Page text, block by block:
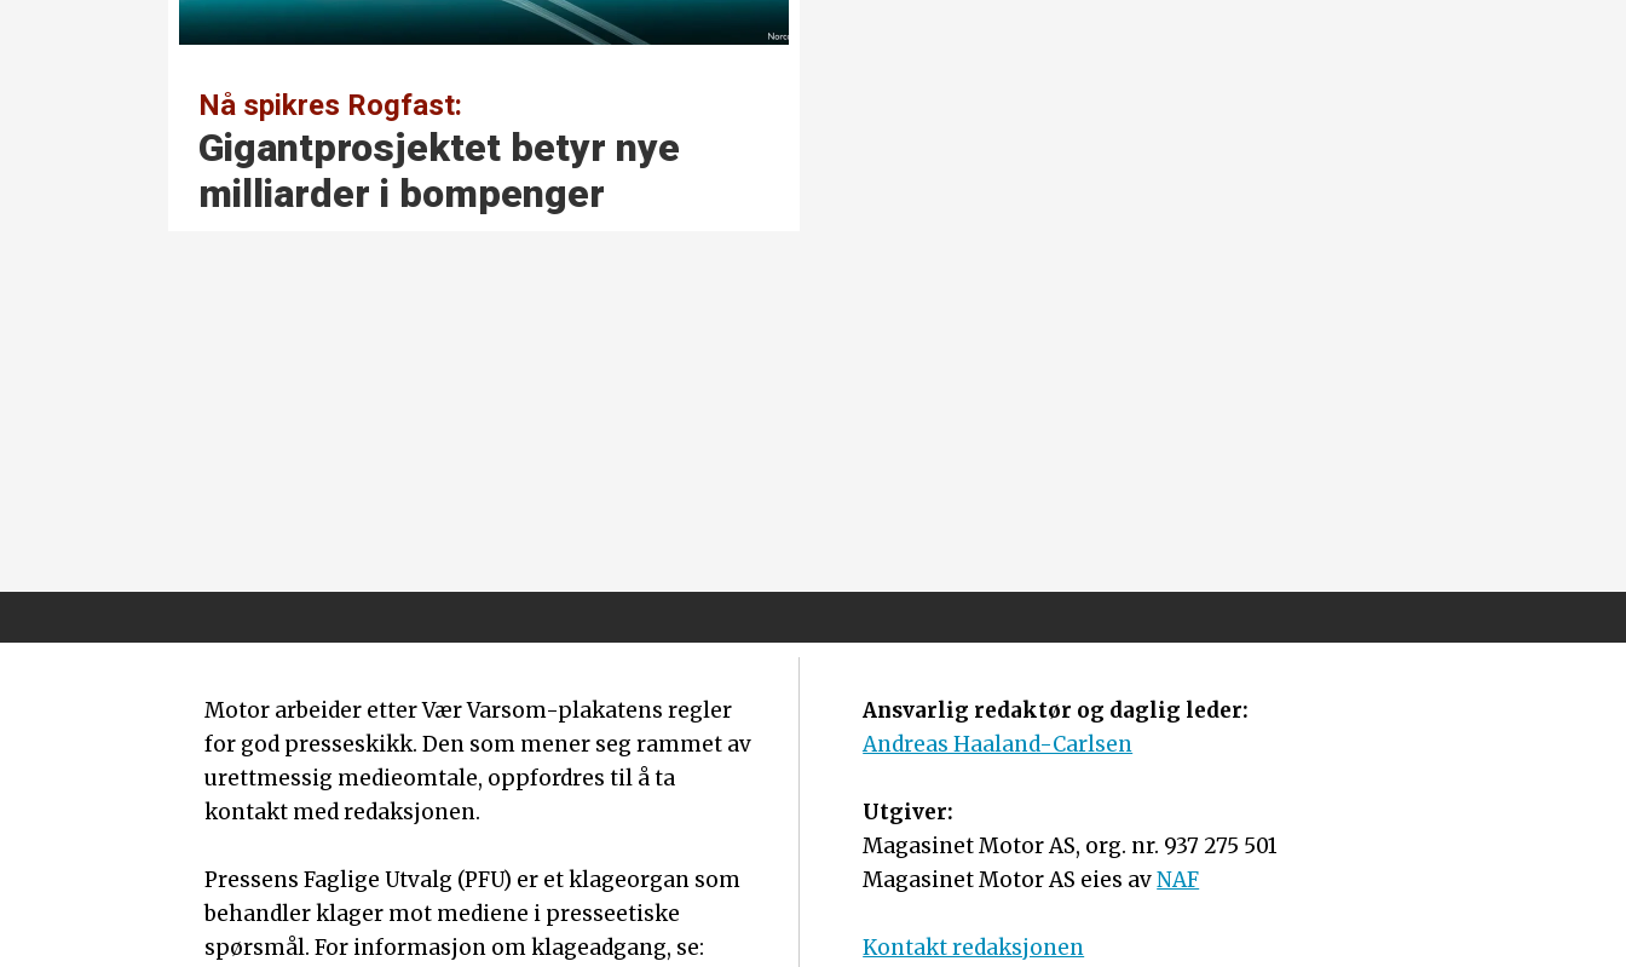
Nå spikres Rogfast:
Gigantprosjektet betyr nye
milliarder i bompenger
Motor arbeider etter Vær Varsom-plakatens regler
for god presseskikk. Den som mener seg rammet av
urettmessig medieomtale, oppfordres til å ta
kontakt med redaksjonen.
Pressens Faglige Utvalg (PFU) er et klageorgan som
behandler klager mot mediene i presseetiske
spørsmål. For informasjon om klageadgang, se:
Ansvarlig redaktør og daglig leder:
Andreas Haaland-Carlsen
Utgiver:
Magasinet Motor AS, org. nr. 937 275 501
Magasinet Motor AS eies avNAF
Kontakt redaksjonen